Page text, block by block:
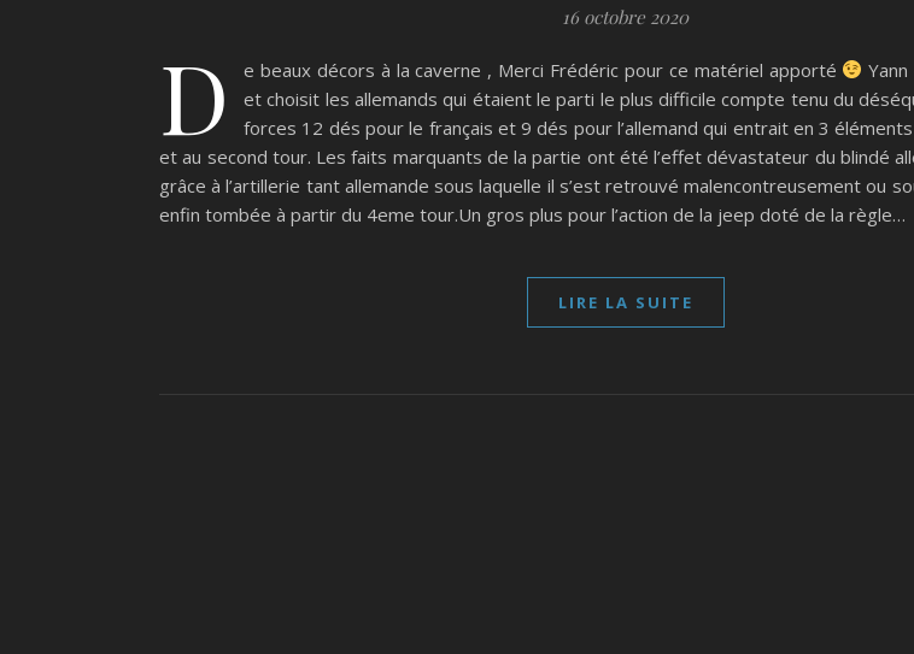
16 octobre 2020
D e beaux décors à la caverne , Merci Frédéric pour ce matériel apporté
et choisit les allemands qui étaient le parti le plus difficile compte tenu du
forces 12 dés pour le français et 9 dés pour l’allemand qui entrait en 3
et au second tour. Les faits marquants de la partie ont été l’effet dévastateur du blindé
grâce à l’artillerie tant allemande sous laquelle il s’est retrouvé malencontreusement ou
enfin tombée à partir du 4eme tour.Un gros plus pour l’action de la jeep doté de la règle…
LIRE LA SUITE